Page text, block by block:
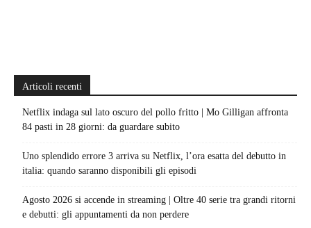
Articoli recenti
Netflix indaga sul lato oscuro del pollo fritto | Mo Gilligan affronta
84 pasti in 28 giorni: da guardare subito
Uno splendido errore 3 arriva su Netflix, l’ora esatta del debutto in
italia: quando saranno disponibili gli episodi
Agosto 2026 si accende in streaming | Oltre 40 serie tra grandi ritorni
e debutti: gli appuntamenti da non perdere